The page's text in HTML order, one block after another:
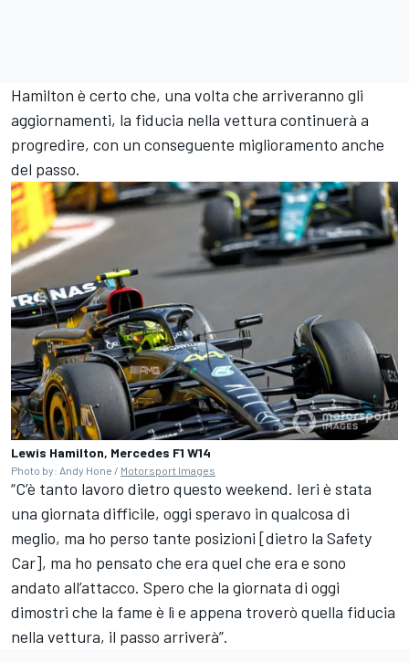
Hamilton è certo che, una volta che arriveranno gli
aggiornamenti, la fiducia nella vettura continuerà a
progredire, con un conseguente miglioramento anche
del passo.
Lewis Hamilton, Mercedes F1 W14
Photo by: Andy Hone / Motorsport Images
“C’è tanto lavoro dietro questo weekend. Ieri è stata
una giornata difficile, oggi speravo in qualcosa di
meglio, ma ho perso tante posizioni [dietro la Safety
Car], ma ho pensato che era quel che era e sono
andato all’attacco. Spero che la giornata di oggi
dimostri che la fame è lì e appena troverò quella fiducia
nella vettura, il passo arriverà”.